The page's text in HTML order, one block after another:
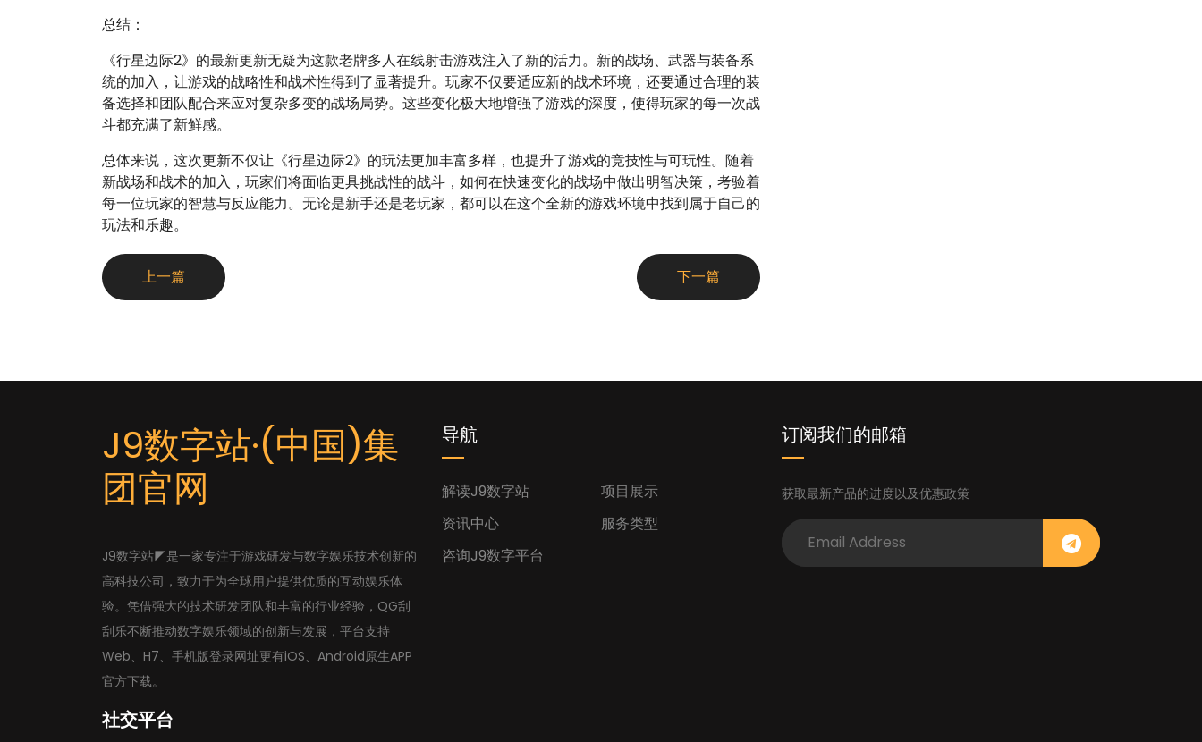
总结：
《行星边际2》的最新更新无疑为这款老牌多人在线射击游戏注入了新的活力。新的战场、武器与装备系
统的加入，让游戏的战略性和战术性得到了显著提升。玩家不仅要适应新的战术环境，还要通过合理的装
备选择和团队配合来应对复杂多变的战场局势。这些变化极大地增强了游戏的深度，使得玩家的每一次战
斗都充满了新鲜感。
总体来说，这次更新不仅让《行星边际2》的玩法更加丰富多样，也提升了游戏的竞技性与可玩性。随着
新战场和战术的加入，玩家们将面临更具挑战性的战斗，如何在快速变化的战场中做出明智决策，考验着
每一位玩家的智慧与反应能力。无论是新手还是老玩家，都可以在这个全新的游戏环境中找到属于自己的
玩法和乐趣。
上一篇 下一篇
J9数字站·(中国)集
团官网
J9数字站◤是一家专注于游戏研发与数字娱乐技术创新的
高科技公司，致力于为全球用户提供优质的互动娱乐体
验。凭借强大的技术研发团队和丰富的行业经验，QG刮
刮乐不断推动数字娱乐领域的创新与发展，平台支持
Web、H7、手机版登录网址更有iOS、Android原生APP
官方下载。
社交平台
导航
解读J9数字站
项目展示
资讯中心
服务类型
咨询J9数字平台
订阅我们的邮箱
获取最新产品的进度以及优惠政策